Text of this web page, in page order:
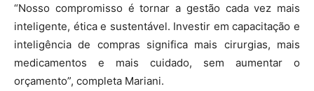
“Nosso compromisso é tornar a gestão cada vez mais
inteligente, ética e sustentável. Investir em capacitação e
inteligência de compras significa mais cirurgias, mais
medicamentos e mais cuidado, sem aumentar o
orçamento”, completa Mariani.